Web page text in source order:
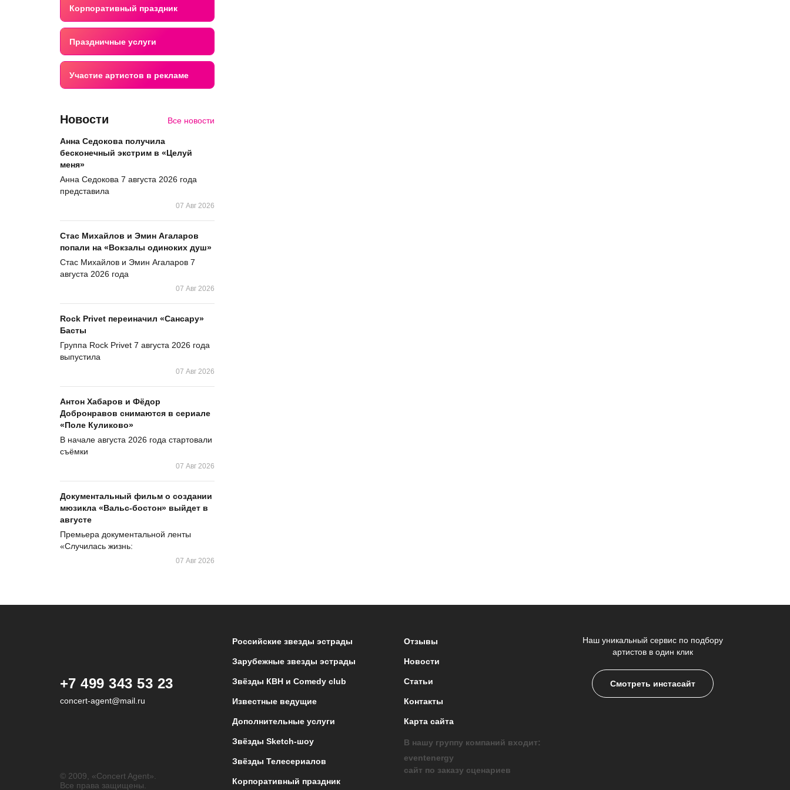
Корпоративный праздник
Праздничные услуги
Участие артистов в рекламе
Новости Все новости
Анна Седокова получила
бесконечный экстрим в «Целуй
меня»
Анна Седокова 7 августа 2026 года
представила
07 Авг 2026
Стас Михайлов и Эмин Агаларов
попали на «Вокзалы одиноких душ»
Стас Михайлов и Эмин Агаларов 7
августа 2026 года
07 Авг 2026
Rock Privet переиначил «Сансару»
Басты
Группа Rock Privet 7 августа 2026 года
выпустила
07 Авг 2026
Антон Хабаров и Фёдор
Добронравов снимаются в сериале
«Поле Куликово»
В начале августа 2026 года стартовали
съёмки
07 Авг 2026
Документальный фильм о создании
мюзикла «Вальс-бостон» выйдет в
августе
Премьера документальной ленты
«Случилась жизнь:
07 Авг 2026
+7 499 343 53 23
concert-agent@mail.ru
© 2009, «Concert Agent».
Все права защищены.
Российские звезды эстрады
Зарубежные звезды эстрады
Звёзды КВН и Comedy club
Известные ведущие
Дополнительные услуги
Звёзды Sketch-шоу
Звёзды Телесериалов
Корпоративный праздник
Отзывы
Новости
Статьи
Контакты
Карта сайта
Наш уникальный сервис по подбору
артистов в один клик
Смотреть инстасайт
В нашу группу компаний входит:
eventenergy
сайт по заказу сценариев